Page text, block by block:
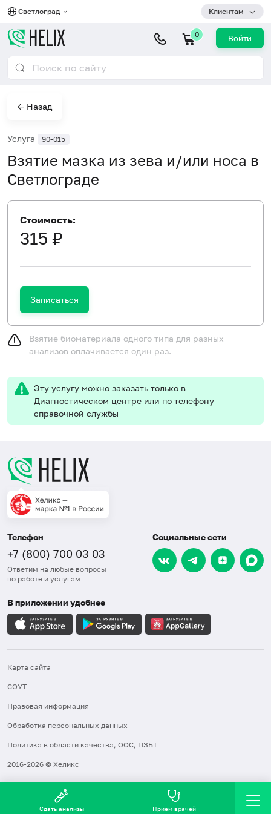
Светлоград Клиентам
0 Войти
← Назад
Услуга 90-015
Взятие мазка из зева и/или носа в
Светлограде
Стоимость:
315 ₽
Записаться
Взятие биоматериала одного типа для разных
анализов оплачивается один раз.
Эту услугу можно заказать только в
Диагностическом центре или по телефону
справочной службы
Телефон
+7 (800) 700 03 03
Ответим на любые вопросы
по работе и услугам
Социальные сети
В приложении удобнее
Карта сайта
СОУТ
Правовая информация
Обработка персональных данных
Политика в области качества, ООС, ПЗБТ
2016-2026 © Хеликс
Сдать анализы Прием врачей